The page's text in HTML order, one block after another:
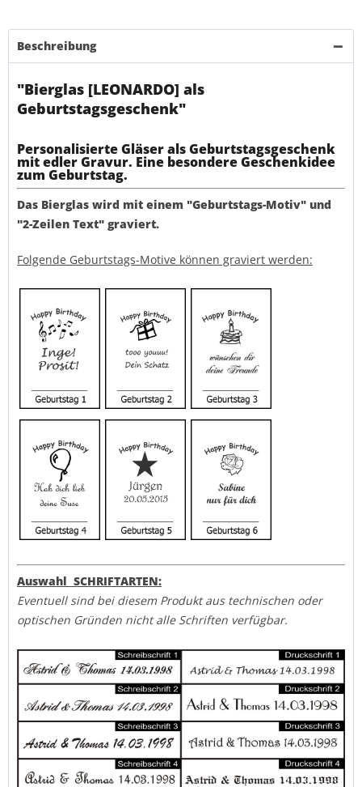
Beschreibung
"Bierglas [LEONARDO] als
Geburtstagsgeschenk"
Personalisierte Gläser als Geburtstagsgeschenk
mit edler Gravur. Eine besondere Geschenkidee
zum Geburtstag.
Das Bierglas wird mit einem "Geburtstags-Motiv" und
"2-Zeilen Text" graviert.
Folgende Geburtstags-Motive können graviert werden:
Auswahl SCHRIFTARTEN:
Eventuell sind bei diesem Produkt aus technischen oder
optischen Gründen nicht alle Schriften verfügbar.